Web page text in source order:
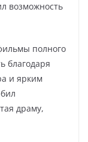
возможность
полного
благодаря
и ярким
драму,